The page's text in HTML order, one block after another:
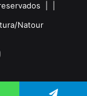
| |
Natour